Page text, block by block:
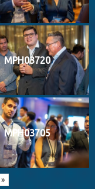
MPH03720
MPH03705
»